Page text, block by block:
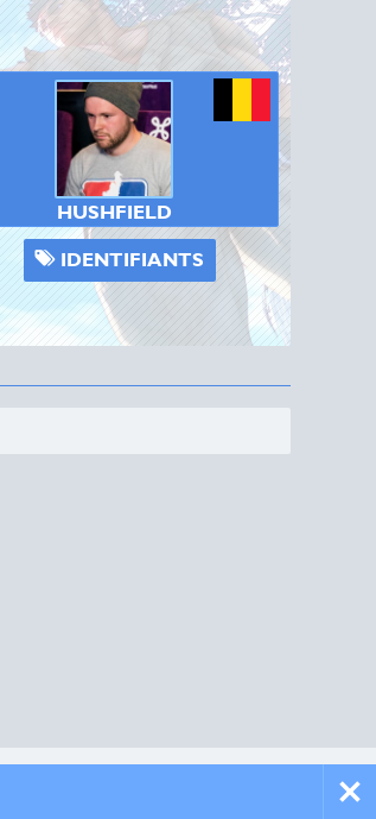
HUSHFIELD
IDENTIFIANTS